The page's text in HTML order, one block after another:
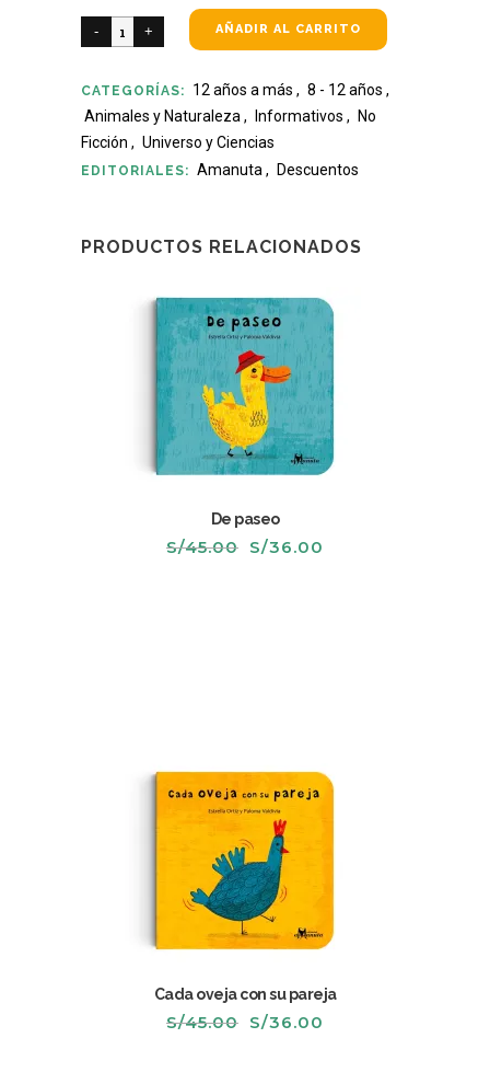
AÑADIR AL CARRITO
CATEGORÍAS: 12 años a más , 8 - 12 años ,
Animales y Naturaleza , Informativos , No
Ficción , Universo y Ciencias
EDITORIALES: Amanuta , Descuentos
PRODUCTOS RELACIONADOS
De paseo
S/45.00 El
S/36.00
Cada oveja con su pareja
S/45.00 El
S/36.00